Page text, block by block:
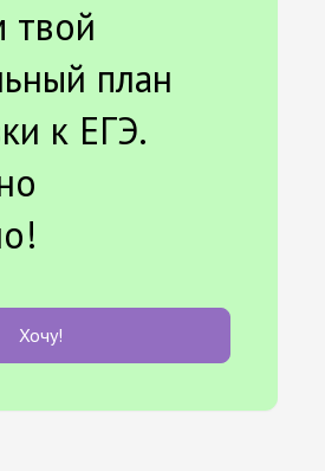
твой
план
к ЕГЭ.
Хочу!